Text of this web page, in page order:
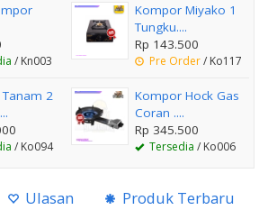
/ Kn003
Kompor Miyako 1
Tungku....
Rp 143.500
Pre Order/ Ko117
2
/ Ko094
Kompor Hock Gas
Coran ....
Rp 345.500
Tersedia / Ko006
Ulasan Produk Terbaru